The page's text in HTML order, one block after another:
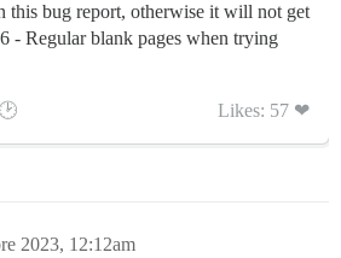
this bug report, otherwise it will not get
- Regular blank pages when trying
Likes: 57 ❤
2023, 12:12am